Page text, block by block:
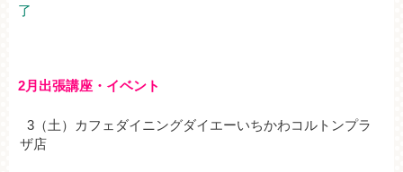
了
2月出張講座・イベント
3（土）カフェダイニングダイエーいちかわコルトンプラ
ザ店